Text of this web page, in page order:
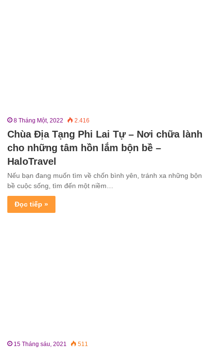
8 Tháng Một, 2022 2.416
Chùa Địa Tạng Phi Lai Tự – Nơi chữa lành
cho những tâm hồn lắm bộn bề –
HaloTravel
Nếu bạn đang muốn tìm về chốn bình yên, tránh xa những bộn
bề cuộc sống, tìm đến một niềm…
Đọc tiếp »
15 Tháng sáu, 2021 511